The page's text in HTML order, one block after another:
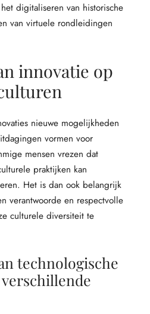
digitaliseren van historische
van virtuele rondleidingen
innovatie op
nieuwe mogelijkheden
vormen voor
mensen vrezen dat
praktijken kan
Het is dan ook belangrijk
verantwoorde en respectvolle
culturele diversiteit te
technologische